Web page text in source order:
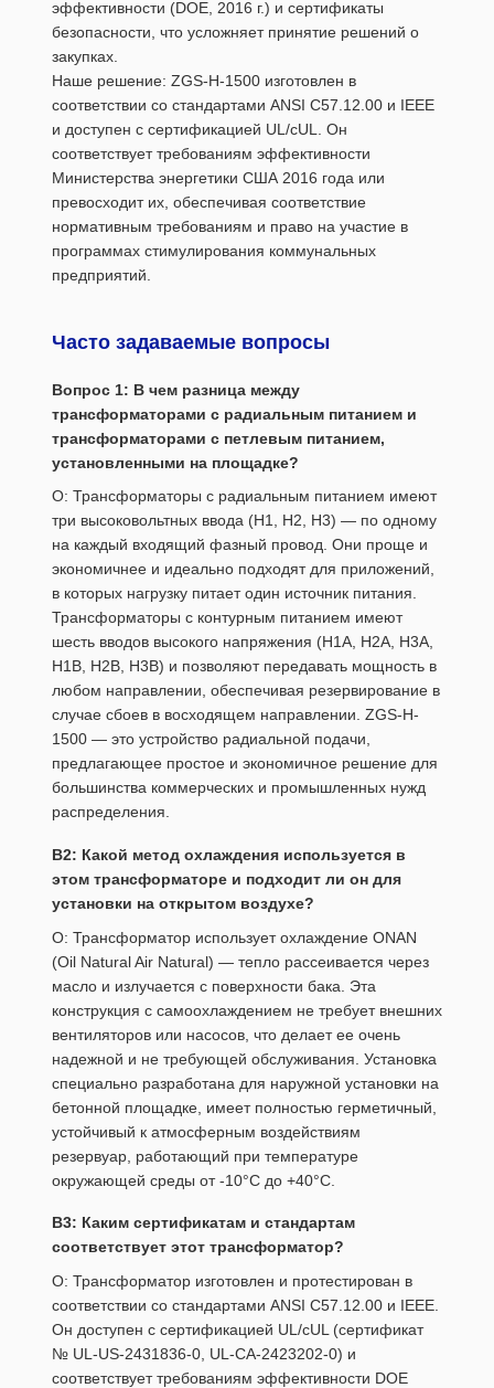
эффективности (DOE, 2016 г.) и сертификаты
безопасности, что усложняет принятие решений о
закупках.
Наше решение: ZGS-H-1500 изготовлен в
соответствии со стандартами ANSI C57.12.00 и IEEE
и доступен с сертификацией UL/cUL. Он
соответствует требованиям эффективности
Министерства энергетики США 2016 года или
превосходит их, обеспечивая соответствие
нормативным требованиям и право на участие в
программах стимулирования коммунальных
предприятий.
Часто задаваемые вопросы
Вопрос 1: В чем разница между
трансформаторами с радиальным питанием и
трансформаторами с петлевым питанием,
установленными на площадке?
О: Трансформаторы с радиальным питанием имеют
три высоковольтных ввода (H1, H2, H3) — по одному
на каждый входящий фазный провод. Они проще и
экономичнее и идеально подходят для приложений,
в которых нагрузку питает один источник питания.
Трансформаторы с контурным питанием имеют
шесть вводов высокого напряжения (H1A, H2A, H3A,
H1B, H2B, H3B) и позволяют передавать мощность в
любом направлении, обеспечивая резервирование в
случае сбоев в восходящем направлении. ZGS-H-
1500 — это устройство радиальной подачи,
предлагающее простое и экономичное решение для
большинства коммерческих и промышленных нужд
распределения.
В2: Какой метод охлаждения используется в
этом трансформаторе и подходит ли он для
установки на открытом воздухе?
О: Трансформатор использует охлаждение ONAN
(Oil Natural Air Natural) — тепло рассеивается через
масло и излучается с поверхности бака. Эта
конструкция с самоохлаждением не требует внешних
вентиляторов или насосов, что делает ее очень
надежной и не требующей обслуживания. Установка
специально разработана для наружной установки на
бетонной площадке, имеет полностью герметичный,
устойчивый к атмосферным воздействиям
резервуар, работающий при температуре
окружающей среды от -10°C до +40°C.
В3: Каким сертификатам и стандартам
соответствует этот трансформатор?
О: Трансформатор изготовлен и протестирован в
соответствии со стандартами ANSI C57.12.00 и IEEE.
Он доступен с сертификацией UL/cUL (сертификат
№ UL-US-2431836-0, UL-CA-2423202-0) и
соответствует требованиям эффективности DOE